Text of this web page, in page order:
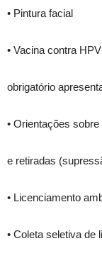
• Pintura facial
• Vacina contra
obrigatório
• Orientações
e retiradas
• Licenciamento
• Coleta seletiva de